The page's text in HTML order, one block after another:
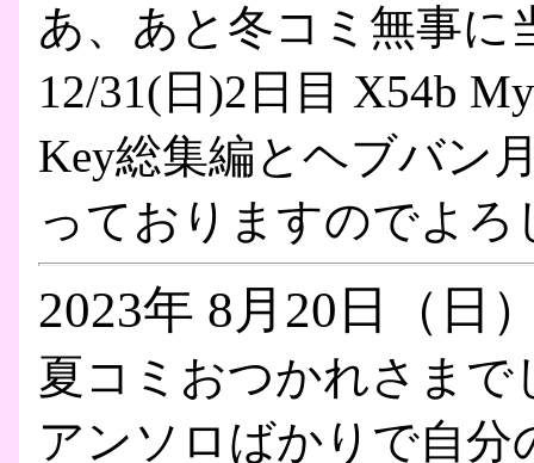
あ、あと冬コミ無事に
12/31(日)2日目 X54b
Key総集編とヘブバン
っておりますのでよ
2023年 8月20日（日
夏コミおつかれさまで
アンソロばかりで自